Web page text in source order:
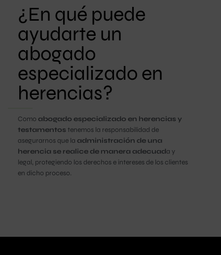
¿En qué puede
ayudarte un
abogado
especializado en
herencias?
Como abogado especializado en herencias y
testamentos tenemos la responsabilidad de
asegurarnos que la administración de una
herencia se realice de manera adecuada y
legal, protegiendo los derechos e intereses de los clientes
en dicho proceso.